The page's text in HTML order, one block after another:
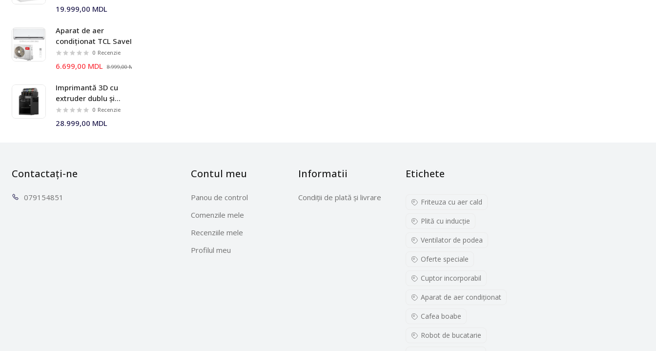
FrostProtect
19.999,00 MDL
Aparat de aer
condiționat TCL SaveIN
TAC-09CHSD/ZG11I
Inverter wi-fi
0 Recenzie
6.699,00 MDL 8.999,00 MDL
Imprimantă 3D cu
extruder dublu și
sistem multi-material
AMS 2 Pro Bambu Lab
0 Recenzie
28.999,00 MDL
Contactați-ne
0791 54851
Contul meu
Panou de control
Comenzile mele
Recenziile mele
Profilul meu
Informatii
Condiții de plată și livrare
Etichete
Friteuza cu aer cald
Plită cu inducţie
Ventilator de podea
Oferte speciale
Cuptor incorporabil
Aparat de aer condiționat
Cafea boabe
Robot de bucatarie